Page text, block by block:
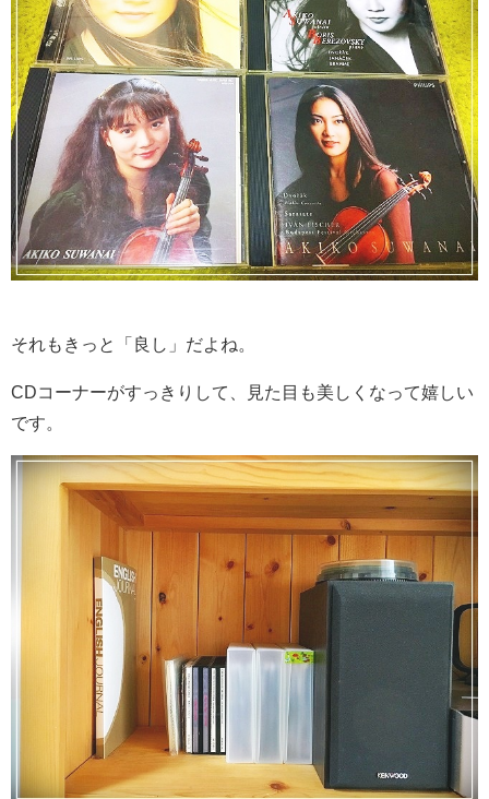
それもきっと「良し」だよね。
CDコーナーがすっきりして、見た目も美しくなって嬉しい
です。